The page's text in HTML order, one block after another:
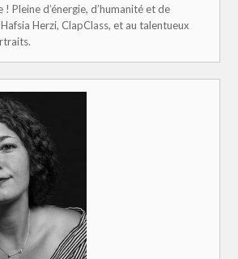
! Pleine d’énergie, d’humanité et de
Herzi, ClapClass, et au talentueux